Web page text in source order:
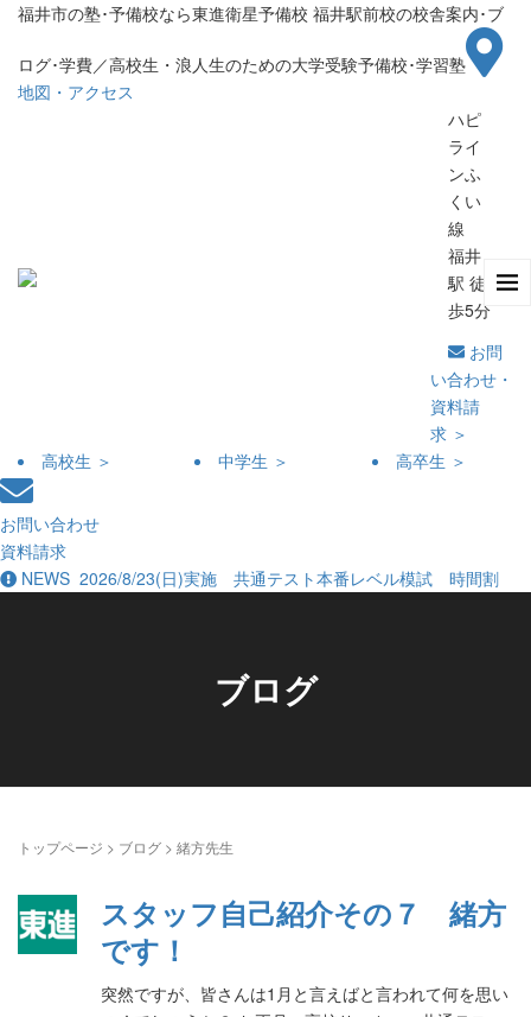
福井市の塾･予備校なら東進衛星予備校 福井駅前校の校舎案内･ブ
ログ･学費／高校生・浪人生のための大学受験予備校･学習塾
地図・アクセス
ハピ
ライ
ンふ
くい
線
福井
駅 徒
歩5分
お問
い合わせ・
資料請
求 ＞
高校生 ＞
中学生 ＞ 高卒生 ＞
お問い合わせ
資料請求
NEWS 2026/8/23(日)実施 共通テスト本番レベル模試 時間割
ブログ
トップページ > ブログ > 緒方先生
スタッフ自己紹介その７ 緒方
です！
突然ですが、皆さんは1月と言えばと言われて何を思い